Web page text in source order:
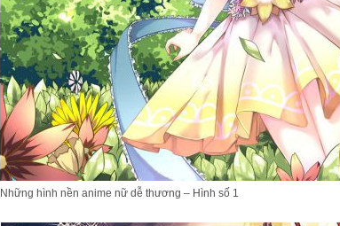
Những hình nền anime nữ dễ thương – Hình số 1